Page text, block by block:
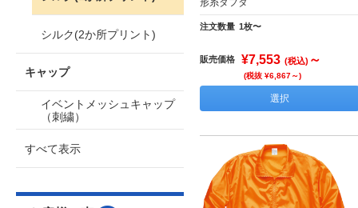
形糸タフタ
注文数量 1枚〜
販売価格 ¥7,553 (税込) ～
(税抜 ¥6,867～)
選択
シルク(2か所プリント)
キャップ
イベントメッシュキャップ
（刺繍）
すべて表示